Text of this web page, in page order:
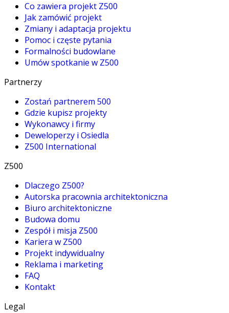
Co zawiera projekt Z500
Jak zamówić projekt
Zmiany i adaptacja projektu
Pomoc i częste pytania
Formalności budowlane
Umów spotkanie w Z500
Partnerzy
Zostań partnerem 500
Gdzie kupisz projekty
Wykonawcy i firmy
Deweloperzy i Osiedla
Z500 International
Z500
Dlaczego Z500?
Autorska pracownia architektoniczna
Biuro architektoniczne
Budowa domu
Zespół i misja Z500
Kariera w Z500
Projekt indywidualny
Reklama i marketing
FAQ
Kontakt
Legal